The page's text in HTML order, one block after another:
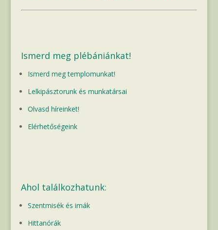
Ismerd meg plébániánkat!
Ismerd meg templomunkat!
Lelkipásztorunk és munkatársai
Olvasd híreinket!
Elérhetőségeink
Ahol találkozhatunk:
Szentmisék és imák
Hittanórák